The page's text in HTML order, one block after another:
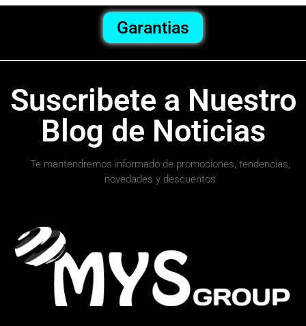
Garantias
Suscribete a Nuestro
Blog de Noticias
Te mantendremos informado de promociones, tendencias,
novedades y descuentos